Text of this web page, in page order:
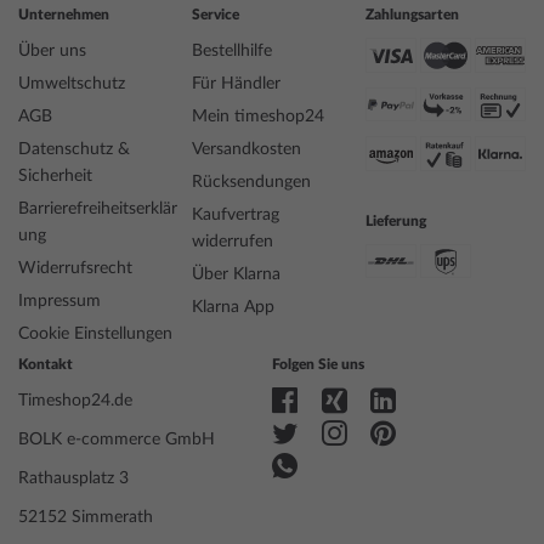
Garantie
24 Monate Herstellergarantie! Die genaue
Garantiebeschreibung und die Adresse des
Garantiegebers finden Sie bei Lieferung der
Ware in der Produktdokumentation.
Sicherheits- und Produktressourcen »
Unternehmen
Über uns
Umweltschutz
AGB
Datenschutz &
Sicherheit
Barrierefreiheitserklär
ung
Widerrufsrecht
Impressum
Cookie Einstellungen
Service
Bestellhilfe
Für Händler
Mein timeshop24
Versandkosten
Rücksendungen
Kaufvertrag
widerrufen
Über Klarna
Klarna App
Zahlungsarten
Lieferung
Kontakt
Timeshop24.de
BOLK e-commerce GmbH
Rathausplatz 3
52152 Simmerath
Folgen Sie uns